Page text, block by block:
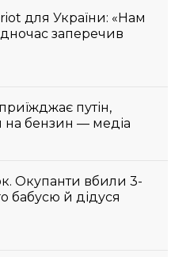
для України: «Нам
заперечив
путін,
на бензин — медіа
Окупанти вбили 3-
бабусю й дідуся